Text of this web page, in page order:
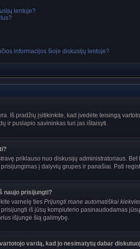
lentoje?
informacijos šioje diskusijų lentoje?
Iš pradžių įsitikinkite, kad įvedėte teisingą
ir puslapio savininkas turi jas ištaisyti.
priklauso nuo diskusijų administratoriaus.
į dalyvių grupes ir panašiai. Pati
naujo prisijungti?
varnelę ties Prijungti mane automatiškai
iš jūsų kompiuterio pasinaudodamas
išjungė šią galimybę.
vardą, kad jo nesimatytų dabar